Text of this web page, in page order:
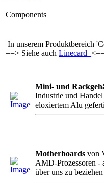
Components
In unserem Produktbereich
==> Siehe auch Linecard
Mini- und
Industrie und
eloxiertem Alu
Motherboards von
AMD-Prozessoren -
über uns zu beziehen